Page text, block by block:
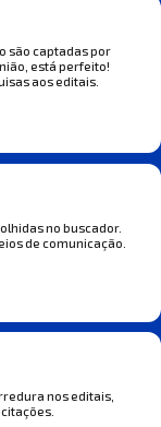
são captadas por
está perfeito!
aos editais.
no buscador.
de comunicação.
nos editais,